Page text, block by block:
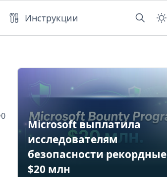
Инструкции
0
Microsoft выплатила
исследователям
безопасности рекордные
$20 млн